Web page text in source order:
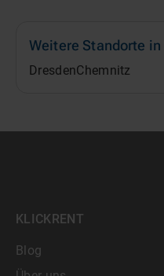
Weitere Standorte in
DresdenChemnitz
KLICKRENT
Blog